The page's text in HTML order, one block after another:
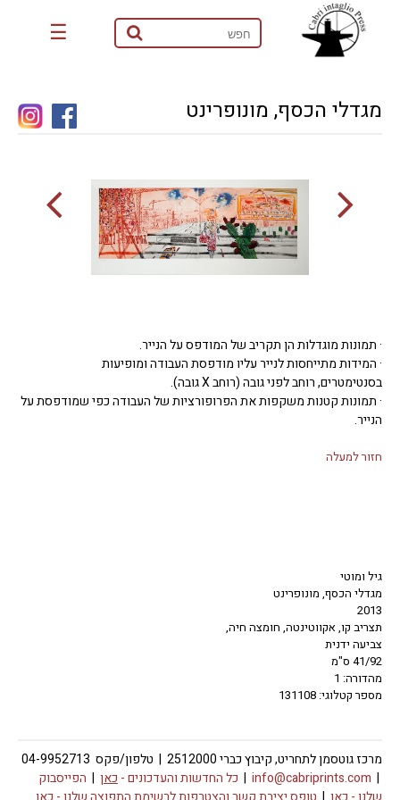
☰
מגדלי הכסף, מונופרינט
· תמונות מוגדלות הן תקריב של המודפס על הנייר.
· המידות מתייחסות לנייר עליו מודפסת העבודה ומופיעות
בסנטימטרים, רוחב לפני גובה (רוחב X גובה).
· תמונות קטנות משקפות את הפרופורציות של העבודה כפי שמודפסת על
הנייר.
חזור למעלה
גיל ומוטי
מגדלי הכסף, מונופרינט
2013
תצריב קו, אקווטינטה, חומצה חיה,
צביעה ידנית
41/92 ס"מ
מהדורה: 1
מספר קטלוגי: 131108
מרכז גוטסמן לתחריט, קיבוץ כברי 2512000 | טלפון/פקס 04-9952713
|
info@cabriprints.com
| כל החדשות והעדכונים - כאן | הפייסבוק